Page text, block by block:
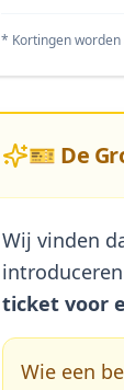
* Kortingen worden
🎫 De
Wij vinden
ticket voor
Wie een